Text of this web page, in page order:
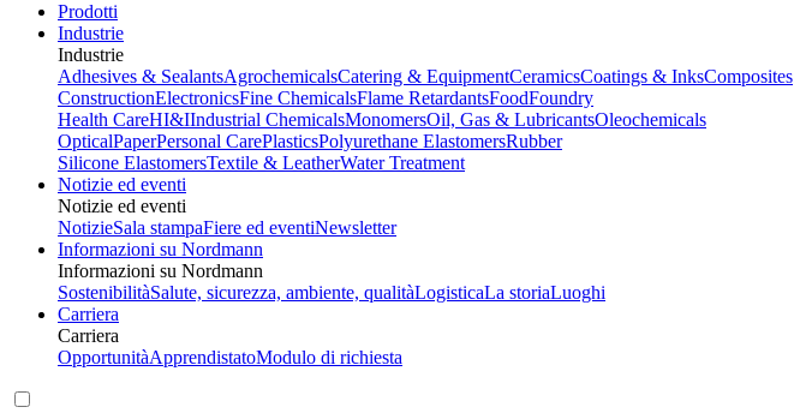
Prodotti
Industrie
Industrie
Adhesives & SealantsAgrochemicalsCatering & EquipmentCeramicsCoatings & InksComposites
ConstructionElectronicsFine ChemicalsFlame RetardantsFoodFoundry
Health CareHI&IIndustrial ChemicalsMonomersOil, Gas & LubricantsOleochemicals
OpticalPaperPersonal CarePlasticsPolyurethane ElastomersRubber
Silicone ElastomersTextile & LeatherWater Treatment
Notizie ed eventi
Notizie ed eventi
NotizieSala stampaFiere ed eventiNewsletter
Informazioni su Nordmann
Informazioni su Nordmann
SostenibilitàSalute, sicurezza, ambiente, qualitàLogisticaLa storiaLuoghi
Carriera
Carriera
OpportunitàApprendistatoModulo di richiesta